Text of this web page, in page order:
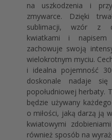
na uszkodzenia i
zmywarce. Dzięki
sublimacji, wzór z
kwiatkami i napisem
zachowuje swoją
wielokrotnym myciu.
i idealna pojemność
doskonale nadaje
popołudniowej herbaty.
będzie używany
o miłości, jaką darzą ją
kwiatowymi
również sposób na